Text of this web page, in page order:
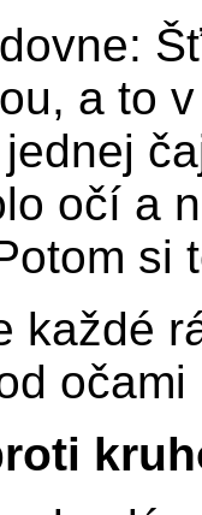
a to
očí a
si
každé